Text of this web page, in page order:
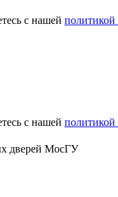
с нашей политикой
с нашей политикой
дверей МосГУ